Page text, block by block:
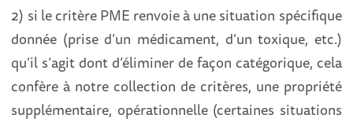
2) si le critère PME renvoie à une situation spécifique
donnée (prise d’un médicament, d’un toxique, etc.)
qu’il s’agit dont d’éliminer de façon catégorique, cela
confère à notre collection de critères, une propriété
supplémentaire, opérationnelle (certaines situations